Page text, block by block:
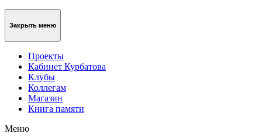
Закрыть меню
Проекты
Кабинет Курбатова
Клубы
Коллегам
Магазин
Книга памяти
Меню